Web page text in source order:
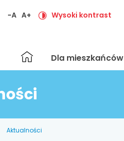
-A A+ Wysoki kontrast
Strona
główna
Dla mieszkańców
Aktualności